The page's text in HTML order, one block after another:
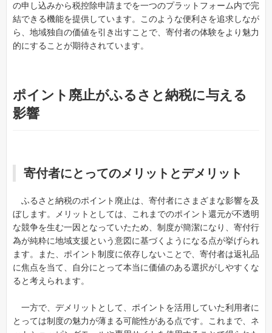
の申し込みから税控除申請までを一つのプラットフォーム内で完
結できる機能を提供しています。このような便利さを追求しなが
ら、地域独自の価値を引き出すことで、寄付者の体験をより魅力
的にすることが期待されています。
ポイント廃止がふるさと納税に与える
影響
寄付者にとってのメリットとデメリット
ふるさと納税のポイント廃止は、寄付者にさまざまな影響を及
ぼします。メリットとしては、これまでのポイント還元が不透明
な競争を生む一因となっていたため、制度が簡潔になり、寄付行
為が純粋に地域支援という意図に基づくようになる点が挙げられ
ます。また、ポイント制度に依存しないことで、寄付者は返礼品
に焦点を当て、自分にとって本当に価値のある選択がしやすくな
ると考えられます。
一方で、デメリットとして、ポイントを活用していた利用者に
とっては制度の魅力が薄まる可能性がある点です。これまで、ネ